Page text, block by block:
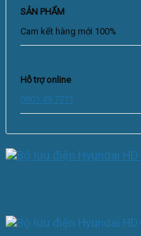
SẢN PHẨM
Cam kết hàng mới 100%
Hỗ trợ online
0901.49.7771